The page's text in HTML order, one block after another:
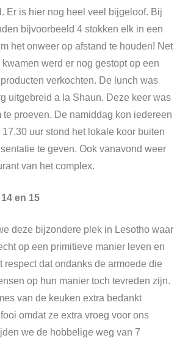
Er is hier nog heel veel bijgeloof. Bij
bijvoorbeeld 4 stokken elk in een
het onweer op afstand te houden! Net
werd er nog gestopt op een
verkochten. De lunch was
uitgebreid a la Shaun. Deze keer was
te proeven. De namiddag kon iedereen
uur stond het lokale koor buiten
te geven. Ook vanavond weer
van het complex.
en 15
deze bijzondere plek in Lesotho waar
op een primitieve manier leven en
respect dat ondanks de armoede die
op hun manier toch tevreden zijn.
van de keuken extra bedankt
omdat ze extra vroeg voor ons
we de hobbelige weg van 7